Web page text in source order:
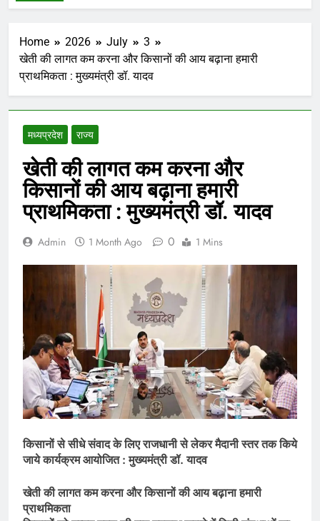
Home 2026 July
3
खेती की लागत कम करना और किसानों की आय बढ़ाना हमारी
प्राथमिकता : मुख्यमंत्री डॉ. यादव
मध्‍यप्रदेश राज्य
खेती की लागत कम करना और
किसानों की आय बढ़ाना हमारी
प्राथमिकता : मुख्यमंत्री डॉ. यादव
Admin 1 Month Ago 0 1 Mins
किसानों से सीधे संवाद के लिए राजधानी से लेकर मैदानी स्तर तक किये
जाये कार्यक्रम आयोजित : मुख्यमंत्री डॉ. यादव
खेती की लागत कम करना और किसानों की आय बढ़ाना हमारी
प्राथमिकता